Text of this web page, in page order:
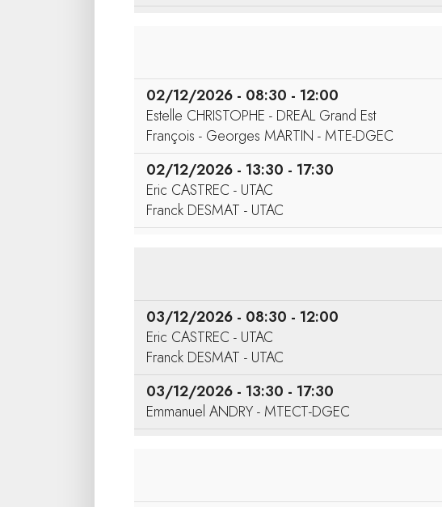
02/12/2026 - 08:30 - 12:00
Estelle CHRISTOPHE - DREAL Grand Est
François - Georges MARTIN - MTE-DGEC
02/12/2026 - 13:30 - 17:30
Eric CASTREC - UTAC
Franck DESMAT - UTAC
03/12/2026 - 08:30 - 12:00
Eric CASTREC - UTAC
Franck DESMAT - UTAC
03/12/2026 - 13:30 - 17:30
Emmanuel ANDRY - MTECT-DGEC